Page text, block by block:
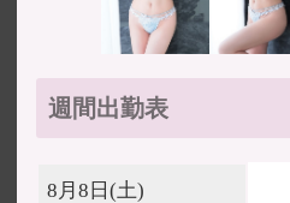
週間出勤表
8月8日(土)